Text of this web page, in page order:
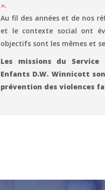
».
Au fil des années et de nos
et le contexte social ont
objectifs sont les mêmes et
Les missions du Service
Enfants D.W. Winnicott
prévention des violences